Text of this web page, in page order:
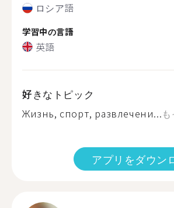
ロシア語
学習中の言語
英語
好きなトピック
Жизнь, спорт, развлечени...
アプリをダウン